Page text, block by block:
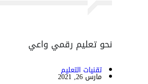
نحو تعليم رقمي واعي
تقنيات التعليم
مارس 26, 2021